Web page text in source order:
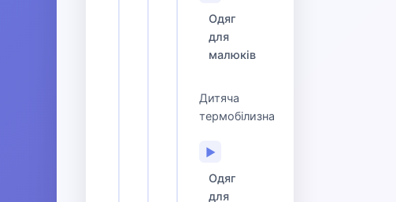
Одяг
для
малюків
Дитяча
термобілизна
▶
Одяг
для